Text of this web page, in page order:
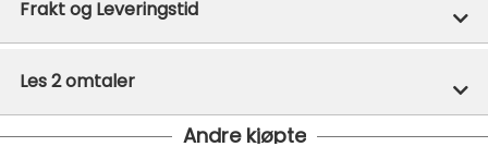
Frakt og Leveringstid
På lager hos oss - klar for utsendelse innen 24 timer
Vi har fri frakt på ordre over 1499.- På ordre under er
fraktprisen fra kr 79.-
Les 2 omtaler
Andre kjøpte